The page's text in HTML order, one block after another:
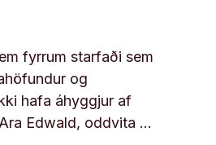
fyrrum starfaði sem
og
hafa áhyggjur af
Edwald, oddvita …